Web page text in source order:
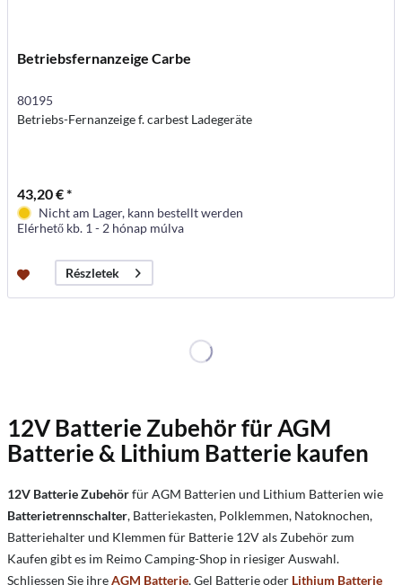
Betriebsfernanzeige Carbe
80195
Betriebs-Fernanzeige f. carbest Ladegeräte
43,20 € *
Nicht am Lager, kann bestellt werden
Elérhető kb. 1 - 2 hónap múlva
Részletek
12V Batterie Zubehör für AGM
Batterie & Lithium Batterie kaufen
12V Batterie Zubehörfür AGM Batterien und Lithium Batterien wie
Batterietrennschalter, Batteriekasten, Polklemmen, Natoknochen,
Batteriehalter und Klemmen für Batterie 12V als Zubehör zum
Kaufen gibt es im Reimo Camping-Shop in riesiger Auswahl.
Schliessen Sie ihreAGM Batterie, Gel Batterie oder Lithium Batterie